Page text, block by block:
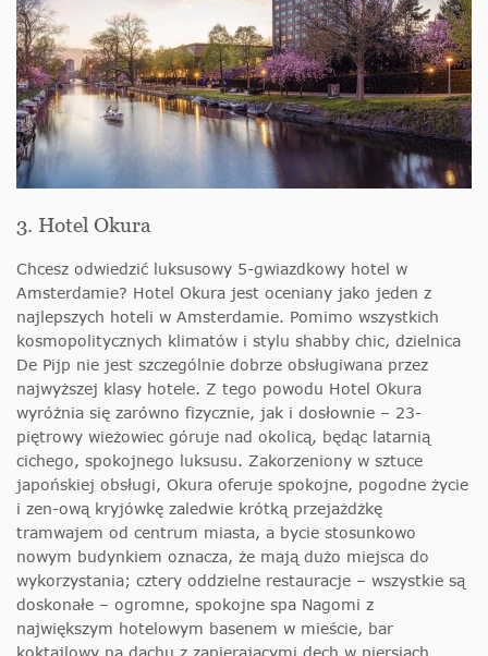
3. Hotel Okura
Chcesz odwiedzić luksusowy 5-gwiazdkowy hotel w
Amsterdamie? Hotel Okura jest oceniany jako jeden z
najlepszych hoteli w Amsterdamie. Pomimo wszystkich
kosmopolitycznych klimatów i stylu shabby chic, dzielnica
De Pijp nie jest szczególnie dobrze obsługiwana przez
najwyższej klasy hotele. Z tego powodu Hotel Okura
wyróżnia się zarówno fizycznie, jak i dosłownie – 23-
piętrowy wieżowiec góruje nad okolicą, będąc latarnią
cichego, spokojnego luksusu. Zakorzeniony w sztuce
japońskiej obsługi, Okura oferuje spokojne, pogodne życie
i zen-ową kryjówkę zaledwie krótką przejażdżkę
tramwajem od centrum miasta, a bycie stosunkowo
nowym budynkiem oznacza, że mają dużo miejsca do
wykorzystania; cztery oddzielne restauracje – wszystkie są
doskonałe – ogromne, spokojne spa Nagomi z
największym hotelowym basenem w mieście, bar